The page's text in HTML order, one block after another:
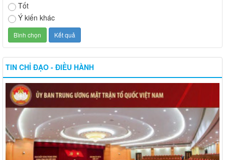
Tốt
Ý kiến khác
TIN CHỈ ĐẠO - ĐIỀU HÀNH